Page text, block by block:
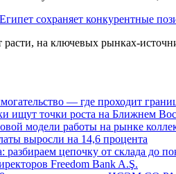
сохраняет конкурентные
на ключевых рынках-
— где проходит
точки роста на Ближнем
модели работы на рынке
выросли на 14,6 процента
разбираем цепочку от склада до
Freedom Bank A.Ş.